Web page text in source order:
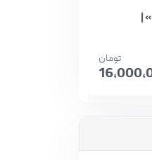
|
تومان